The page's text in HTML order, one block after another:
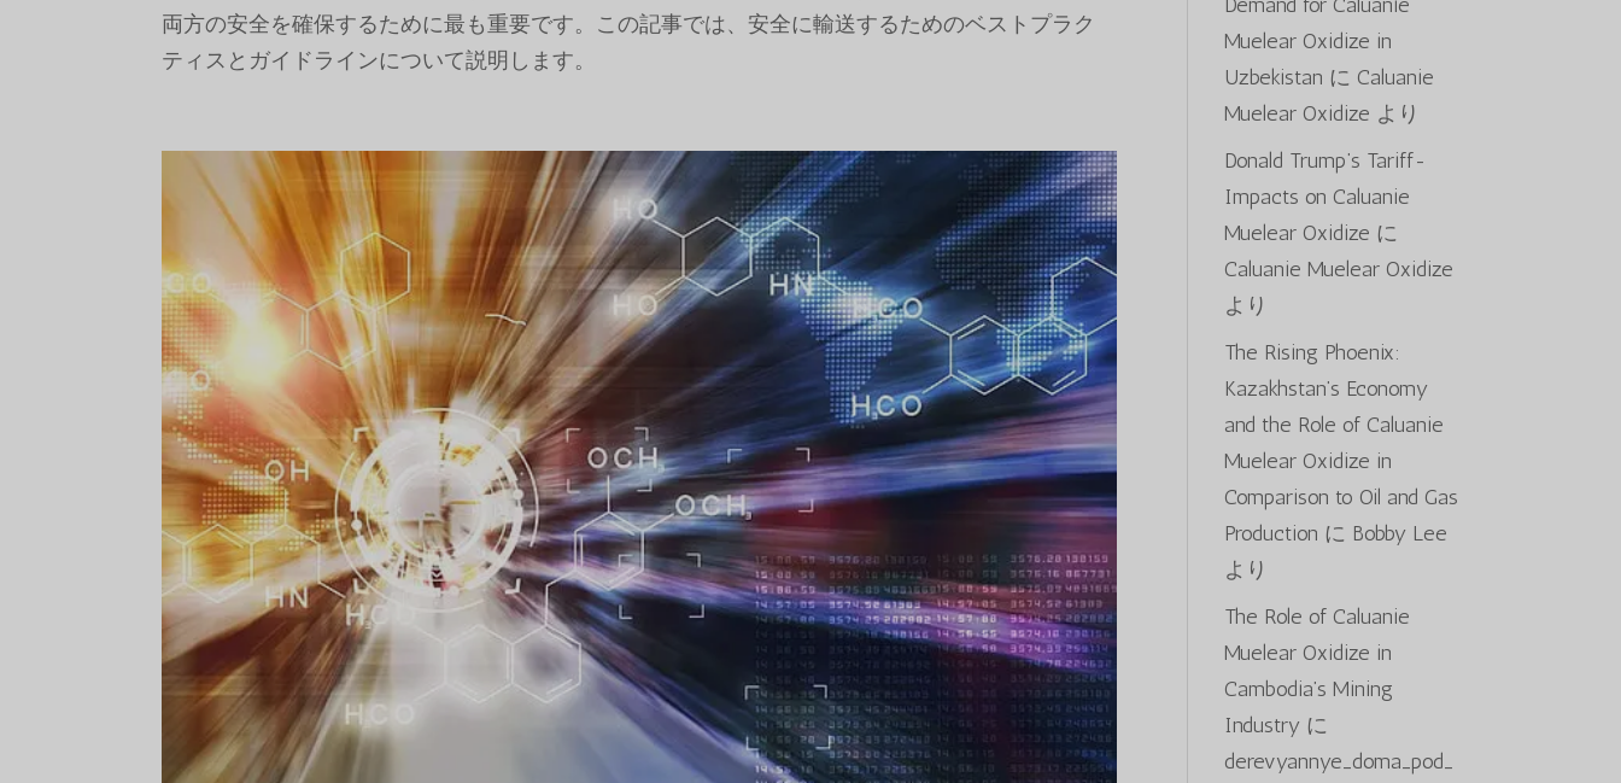
両方の安全を確保するために最も重要です。この記事では、安全に輸送するためのベストプラク
ティスとガイドラインについて説明します。
Muelear Oxidize in
Uzbekistan に Caluanie
Muelear Oxidize より
Donald Trump’s Tariff-
Impacts on Caluanie
Muelear Oxidize に
Caluanie Muelear Oxidize
より
The Rising Phoenix:
Kazakhstan’s Economy
and the Role of Caluanie
Muelear Oxidize in
Comparison to Oil and Gas
Production に Bobby Lee
より
The Role of Caluanie
Muelear Oxidize in
Cambodia’s Mining
Industry に
derevyannye_doma_pod_